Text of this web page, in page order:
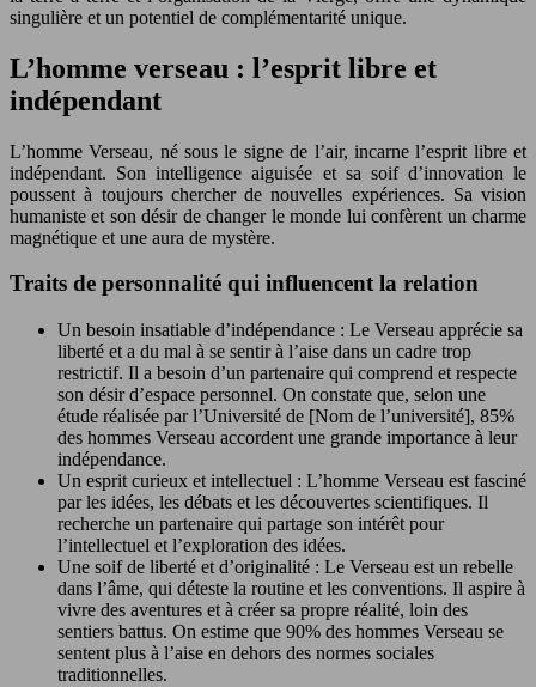
singulière et un potentiel de complémentarité unique.
L’homme verseau : l’esprit libre et
indépendant
L’homme Verseau, né sous le signe de l’air, incarne l’esprit libre et
indépendant. Son intelligence aiguisée et sa soif d’innovation le
poussent à toujours chercher de nouvelles expériences. Sa vision
humaniste et son désir de changer le monde lui confèrent un charme
magnétique et une aura de mystère.
Traits de personnalité qui influencent la relation
Un besoin insatiable d’indépendance : Le Verseau apprécie sa
liberté et a du mal à se sentir à l’aise dans un cadre trop
restrictif. Il a besoin d’un partenaire qui comprend et respecte
son désir d’espace personnel. On constate que, selon une
étude réalisée par l’Université de [Nom de l’université], 85%
des hommes Verseau accordent une grande importance à leur
indépendance.
Un esprit curieux et intellectuel : L’homme Verseau est fasciné
par les idées, les débats et les découvertes scientifiques. Il
recherche un partenaire qui partage son intérêt pour
l’intellectuel et l’exploration des idées.
Une soif de liberté et d’originalité : Le Verseau est un rebelle
dans l’âme, qui déteste la routine et les conventions. Il aspire à
vivre des aventures et à créer sa propre réalité, loin des
sentiers battus. On estime que 90% des hommes Verseau se
sentent plus à l’aise en dehors des normes sociales
traditionnelles.